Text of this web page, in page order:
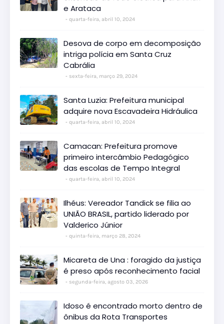
e Arataca
quarta-feira, abril 10, 2024
Desova de corpo em decomposição
intriga polícia em Santa Cruz
Cabrália
sexta-feira, março 29, 2024
Santa Luzia: Prefeitura municipal
adquire nova Escavadeira Hidráulica
quarta-feira, abril 10, 2024
Camacan: Prefeitura promove
primeiro intercâmbio Pedagógico
das escolas de Tempo Integral
quarta-feira, abril 10, 2024
Ilhéus: Vereador Tandick se filia ao
UNIÃO BRASIL, partido liderado por
Valderico Júnior
quinta-feira, março 28, 2024
Micareta de Una : foragido da justiça
é preso após reconhecimento facial
segunda-feira, agosto 03, 2026
Idoso é encontrado morto dentro de
ônibus da Rota Transportes